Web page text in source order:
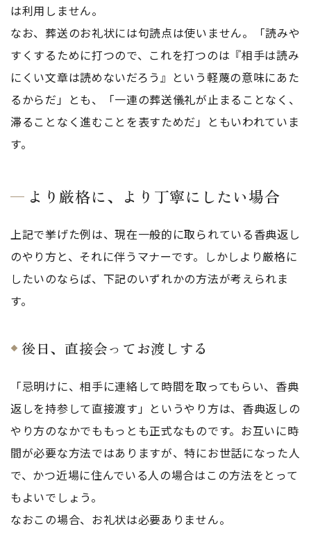
は利用しません。
なお、葬送のお礼状には句読点は使いません。「読みや
すくするために打つので、これを打つのは『相手は読み
にくい文章は読めないだろう』という軽蔑の意味にあた
るからだ」とも、「一連の葬送儀礼が止まることなく、
滞ることなく進むことを表すためだ」ともいわれていま
す。
より厳格に、より丁寧にしたい場合
上記で挙げた例は、現在一般的に取られている香典返し
のやり方と、それに伴うマナーです。しかしより厳格に
したいのならば、下記のいずれかの方法が考えられま
す。
後日、直接会ってお渡しする
「忌明けに、相手に連絡して時間を取ってもらい、香典
返しを持参して直接渡す」というやり方は、香典返しの
やり方のなかでももっとも正式なものです。お互いに時
間が必要な方法ではありますが、特にお世話になった人
で、かつ近場に住んでいる人の場合はこの方法をとって
もよいでしょう。
なおこの場合、お礼状は必要ありません。